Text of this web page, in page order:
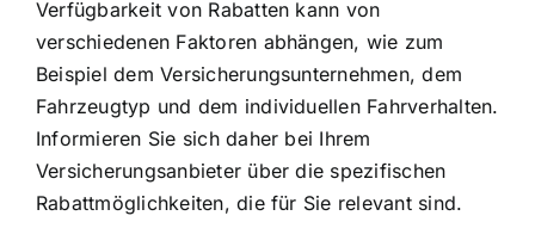
Verfügbarkeit von Rabatten kann von
verschiedenen Faktoren abhängen, wie zum
Beispiel dem Versicherungsunternehmen, dem
Fahrzeugtyp und dem individuellen Fahrverhalten.
Informieren Sie sich daher bei Ihrem
Versicherungsanbieter über die spezifischen
Rabattmöglichkeiten, die für Sie relevant sind.